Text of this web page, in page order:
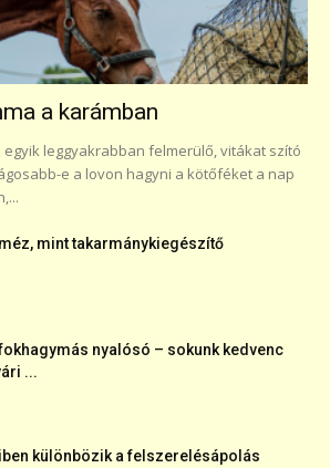
a karámban
leggyakrabban felmerülő, vitákat szító
e a lovon hagyni a kötőféket a nap
mint takarmánykiegészítő
nyalósó – sokunk kedvenc
...
különbözik a felszerelésápolás